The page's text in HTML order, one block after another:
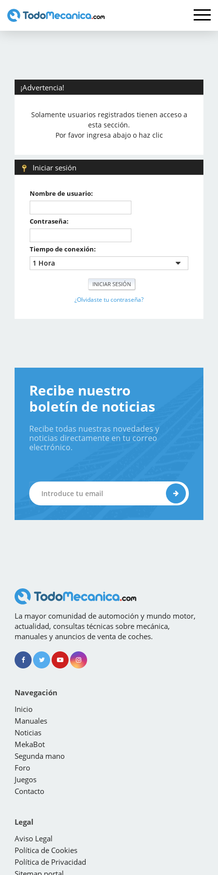
¡Advertencia!
Solamente usuarios registrados tienen acceso a
esta sección.
Por favor ingresa abajo o haz clic
Iniciar sesión
Nombre de usuario:
Contraseña:
Tiempo de conexión:
¿Olvidaste tu contraseña?
Recibe nuestro
boletín de noticias
Recibe todas nuestras novedades y
noticias directamente en tu correo
electrónico.
La mayor comunidad de automoción y mundo motor,
actualidad, consultas técnicas sobre mecánica,
manuales y anuncios de venta de coches.
Navegación
Inicio
Manuales
Noticias
MekaBot
Segunda mano
Foro
Juegos
Contacto
Legal
Aviso Legal
Política de Cookies
Política de Privacidad